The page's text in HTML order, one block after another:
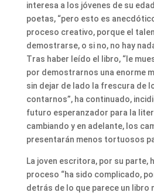
interesa a los jóvenes de su
poetas, “pero esto es
proceso creativo, porque el
demostrarse, o si no, no hay
Tras haber leído el libro, “le
por demostrarnos una enorme
sin dejar de lado la frescura de
contarnos”, ha continuado,
futuro esperanzador para la
cambiando y en adelante, los
presentarán menos tortuosos
La joven escritora, por su parte,
proceso “ha sido complicado,
detrás de lo que parece un libro